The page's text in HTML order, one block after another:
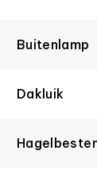
Buitenlamp
Dakluik